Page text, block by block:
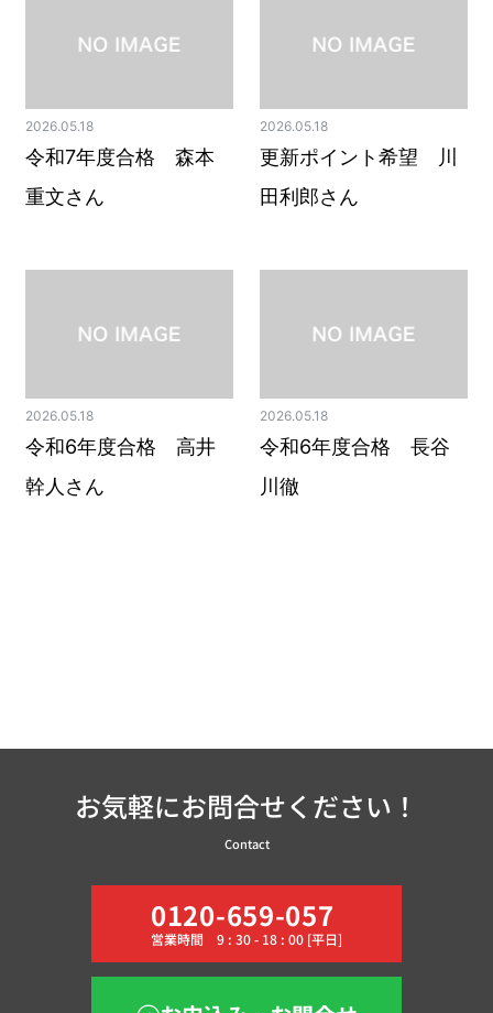
2026.05.18
令和7年度合格 森本
重文さん
2026.05.18
更新ポイント希望 川
田利郎さん
2026.05.18
令和6年度合格 高井
幹人さん
2026.05.18
令和6年度合格 長谷
川徹
お気軽にお問合せください！
Contact
0120-659-057
営業時間 9 : 30 - 18 : 00 [平日]